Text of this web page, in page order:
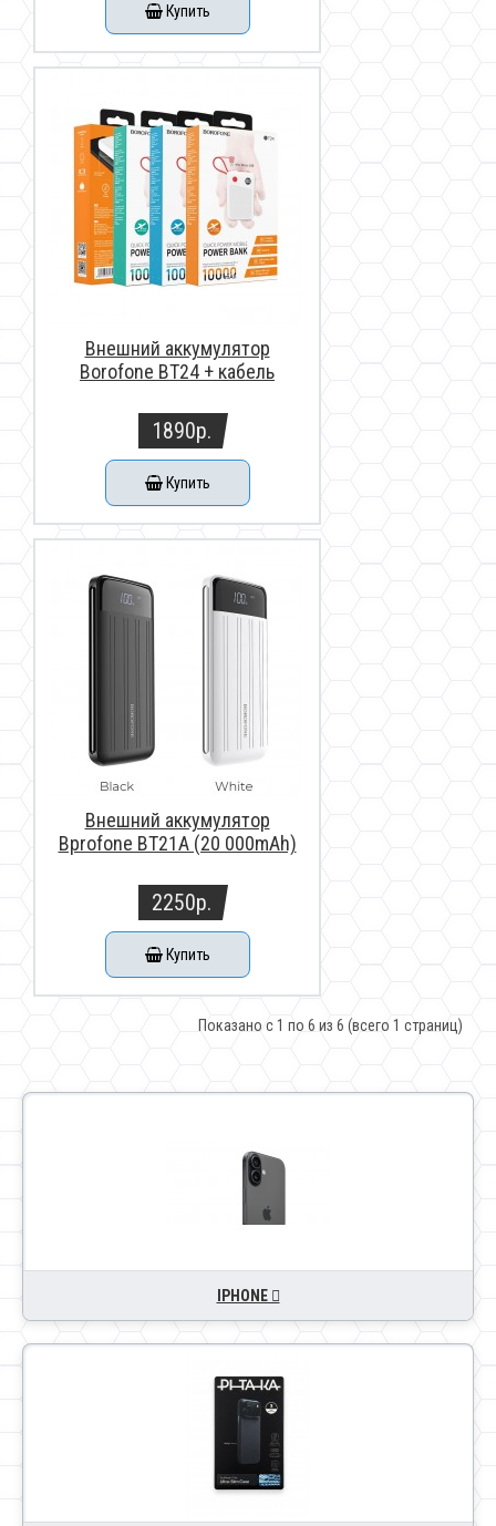
Купить
Внешний аккумулятор
Borofone BT24 + кабель
1890р.
Купить
Внешний аккумулятор
Bprofone BT21A (20 000mAh)
2250р.
Купить
Показано с 1 по 6 из 6 (всего 1 страниц)
IPHONE 